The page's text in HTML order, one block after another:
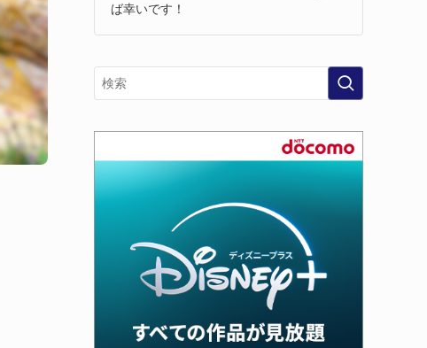
ば幸いです！